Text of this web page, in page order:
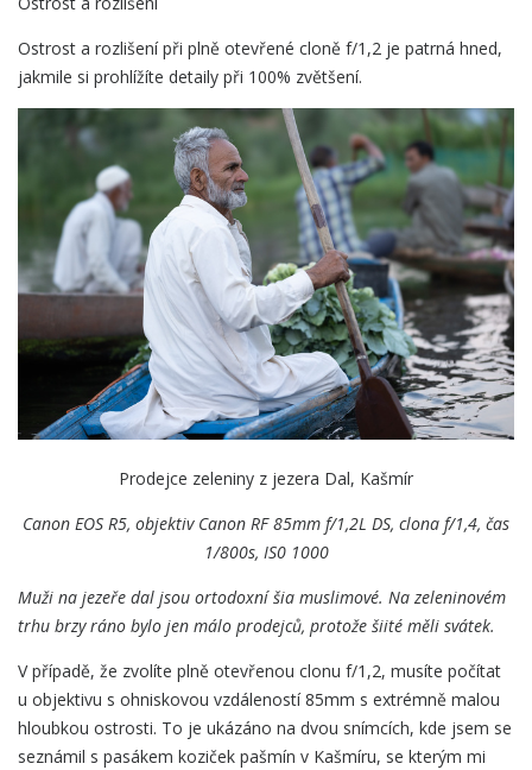
Ostrost a rozlišení při plně otevřené cloně f/1,2 je patrná hned,
jakmile si prohlížíte detaily při 100% zvětšení.
Prodejce zeleniny z jezera Dal, Kašmír
Canon EOS R5, objektiv Canon RF 85mm f/1,2L DS, clona f/1,4, čas
1/800s, IS0 1000
Muži na jezeře dal jsou ortodoxní šia muslimové. Na zeleninovém
trhu brzy ráno bylo jen málo prodejců, protože šiité měli svátek.
V případě, že zvolíte plně otevřenou clonu f/1,2, musíte počítat
u objektivu s ohniskovou vzdáleností 85mm s extrémně malou
hloubkou ostrosti. To je ukázáno na dvou snímcích, kde jsem se
seznámil s pasákem koziček pašmín v Kašmíru, se kterým mi